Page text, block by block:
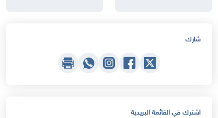
شارك
اشترك في القائمة البريدية